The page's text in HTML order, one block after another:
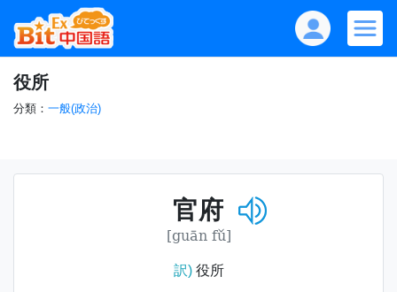
役所
分類： 一般(政治)
官府
[guān fǔ]
訳)役所